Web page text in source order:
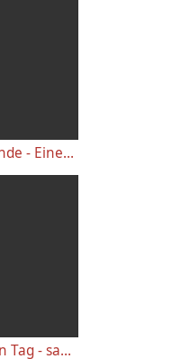
10 B Sanfte Yogastunde - Eine lange Praxis-Stunde 10. Woche Yoga Vidya Anfängerkurs
Yogastunde für jeden Tag - sanfte Mittelstufe